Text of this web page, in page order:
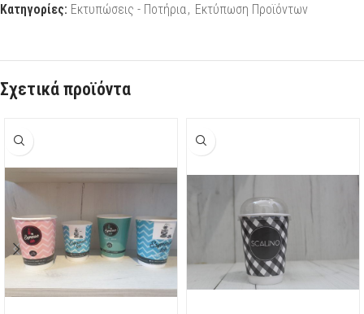
Κατηγορίες: Εκτυπώσεις - Ποτήρια, Εκτύπωση Προϊόντων
Σχετικά προϊόντα